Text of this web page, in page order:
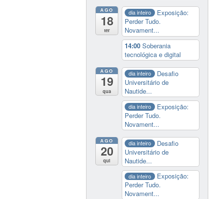
AGO
18
ter
dia inteiro
Exposição:
Perder Tudo.
Novament...
14:00Soberania
tecnológica e digital
AGO
19
qua
dia inteiro
Desafio
Universitário de
Nautide...
dia inteiro
Exposição:
Perder Tudo.
Novament...
AGO
20
qui
dia inteiro
Desafio
Universitário de
Nautide...
dia inteiro
Exposição:
Perder Tudo.
Novament...